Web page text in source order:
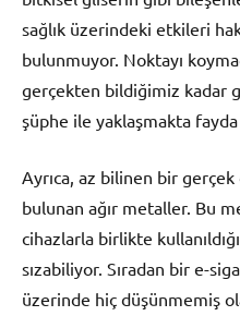
sağlık üzerindeki etkileri
bulunmuyor. Noktayı
gerçekten bildiğimiz kadar
şüphe ile yaklaşmakta fayda
Ayrıca, az bilinen bir
bulunan ağır metaller. Bu
cihazlarla birlikte
sızabiliyor. Sıradan bir e-
üzerinde hiç düşünmemiş